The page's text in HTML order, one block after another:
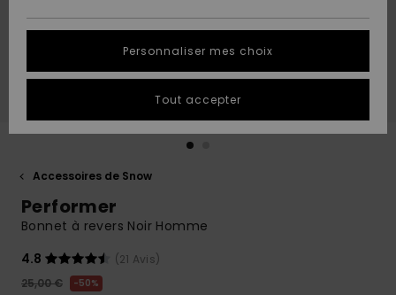
A
Découvrir
A
Découvrir
tailles
conversation
obtenir la
à votre
Démarrer
QUIKSILVER
Accessoires de Snow
Performer
Bonnet à revers Noir Homme
4.8
(21 Avis)
25,00 €
50%
Personnaliser mes choix
Tout accepter